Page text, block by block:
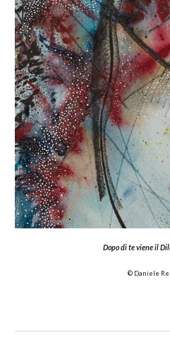
Dopo di te viene il
© Daniele